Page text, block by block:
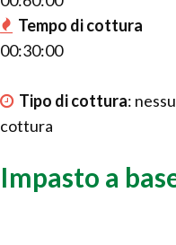
Tempo di cottura
00:30:00
Tipo di cottura:
cottura
Impasto a